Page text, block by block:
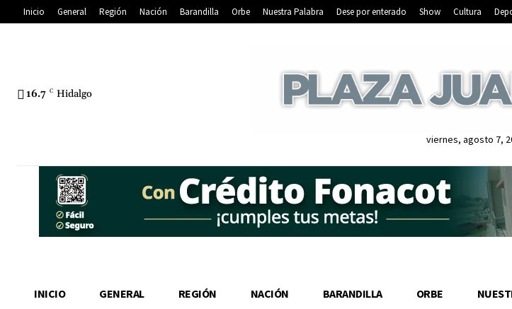
Inicio General Región Nación Barandilla Orbe Nuestra Palabra Dese por enterado Show Cultura
16.7 C Hidalgo
viernes, agosto 7,
INICIO GENERAL REGIÓN NACIÓN BARANDILLA ORBE